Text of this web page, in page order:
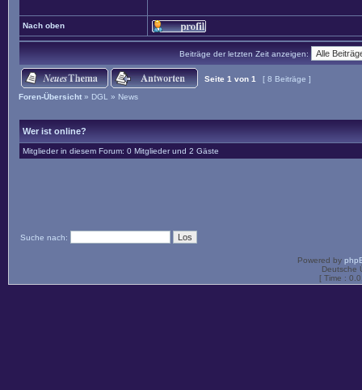
Nach oben
Beiträge der letzten Zeit anzeigen:
Seite 1 von 1
[ 8 Beiträge ]
Foren-Übersicht » DGL » News
Wer ist online?
Mitglieder in diesem Forum: 0 Mitglieder und 2 Gäste
Suche nach:
Powered by
Deutsche
[ Time :